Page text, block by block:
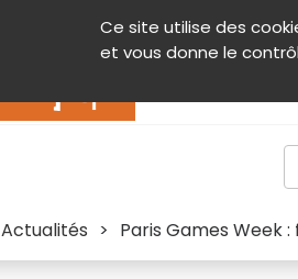
Ce site utilise des
et vous donne le
Contenu Aide et accessibilité
Actualités > Paris Games Week